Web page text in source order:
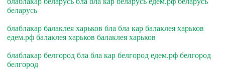
беларусь
блаблакар балаклея харьков бла бла кар балаклея харьков
едем.рф балаклея харьков балаклея харьков
блаблакар белгород бла бла кар белгород едем.рф белгород
белгород